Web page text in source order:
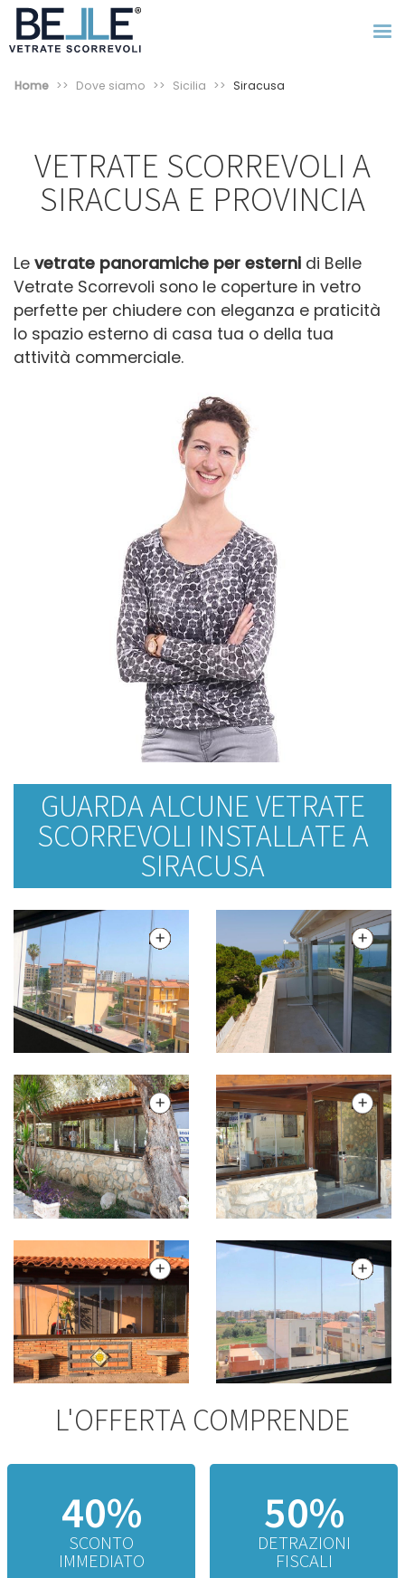
Home Dove siamo Sicilia Siracusa
VETRATE SCORREVOLI A
SIRACUSA E PROVINCIA
Le vetrate panoramiche per esterni di Belle
Vetrate Scorrevoli sono le coperture in vetro
perfette per chiudere con eleganza e praticità
lo spazio esterno di casa tua o della tua
attività commerciale.
GUARDA ALCUNE VETRATE
SCORREVOLI INSTALLATE A
SIRACUSA
L'OFFERTA COMPRENDE
40%
SCONTO
IMMEDIATO
50%
DETRAZIONI
FISCALI